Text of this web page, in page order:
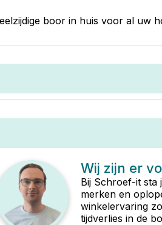
boor in huis voor al uw
Wij zijn er
Bij Schroef-it sta
merken en
winkelervaring
tijdverlies in de